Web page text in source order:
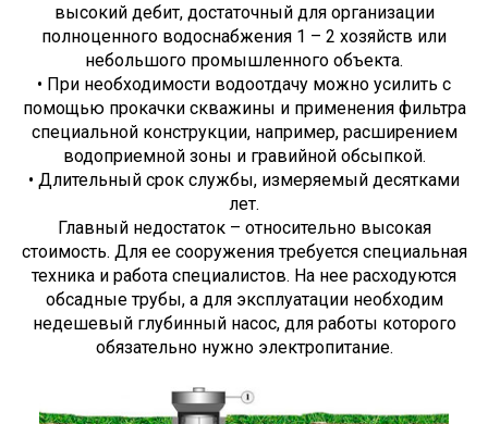
высокий дебит, достаточный для организации
полноценного водоснабжения 1 – 2 хозяйств или
небольшого промышленного объекта.
• При необходимости водоотдачу можно усилить с
помощью прокачки скважины и применения фильтра
специальной конструкции, например, расширением
водоприемной зоны и гравийной обсыпкой.
• Длительный срок службы, измеряемый десятками
лет.
Главный недостаток – относительно высокая
стоимость. Для ее сооружения требуется специальная
техника и работа специалистов. На нее расходуются
обсадные трубы, а для эксплуатации необходим
недешевый глубинный насос, для работы которого
обязательно нужно электропитание.